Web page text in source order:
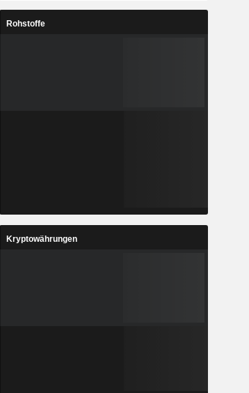
Rohstoffe
Kryptowährungen